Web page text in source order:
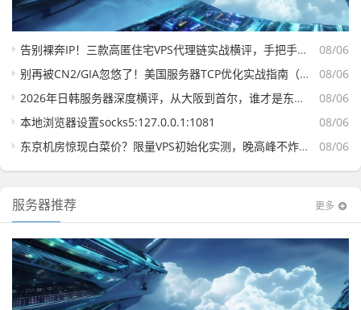
08/06
告别裸奔IP！三款高匿住宅VPS代理链实战横评，手把手教你搭出隐形网络
08/06
别再被CN2/GIA忽悠了！美国服务器TCP优化实战指南（附测试IP）
08/06
2026年日韩服务器深度横评，从大阪到首尔，谁才是东亚业务的最优解？
08/06
本地浏览器设置socks5:127.0.0.1:1081
08/06
东京机房惊现白菜价？限量VPS初始化实测，晚高峰不炸，仅需xxx日元
服务器推荐 更多